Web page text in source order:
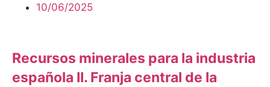
10/06/2025
Recursos minerales para la industria
española II. Franja central de la